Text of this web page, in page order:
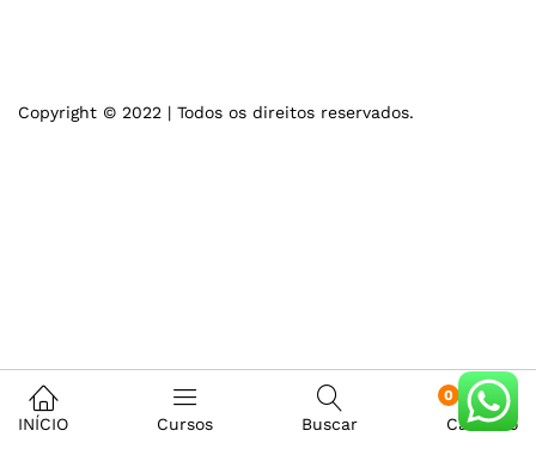
Copyright © 2022 | Todos os direitos reservados.
INÍCIO Cursos Buscar
0
Carrinho